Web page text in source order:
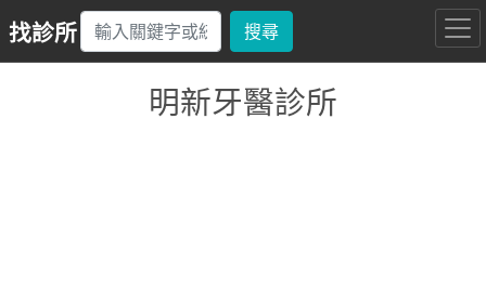
找診所 搜尋
明新牙醫診所